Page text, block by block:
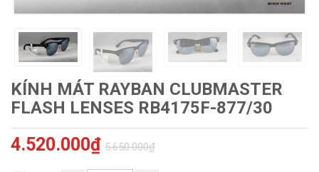
KÍNH MÁT RAYBAN CLUBMASTER
FLASH LENSES RB4175F-877/30
4.520.000₫ 5.650.000₫